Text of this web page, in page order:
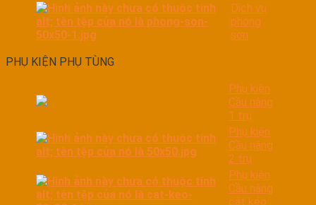
Dịch vụ
phòng
sơn
PHỤ KIỆN PHỤ TÙNG
Phụ kiện
Cầu nâng
1 trụ
Phụ kiện
Cầu nâng
2 trụ
Phụ kiện
Cầu nâng
cắt kéo